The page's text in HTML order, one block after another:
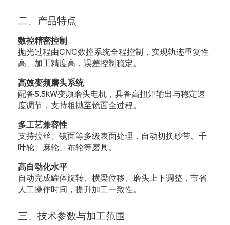
二、产品特点
数控精密控制
抛光过程由CNC数控系统全程控制，实现轨迹重复性
高、加工精度高，误差控制稳定。
高效变频磨头系统
配备5.5kW变频磨头电机，具备高扭矩输出与稳定速
度调节，支持粗抛至镜面全过程。
多工艺兼容性
支持拉丝、镜面等多级表面处理，自动切换砂带、千
叶轮、麻轮、布轮等磨具。
高自动化水平
自动完成罐体旋转、横梁位移、磨头上下调整，节省
人工操作时间，提升加工一致性。
三、技术参数与加工范围